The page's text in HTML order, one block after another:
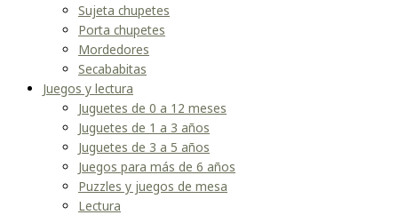
Sujeta chupetes
Porta chupetes
Mordedores
Secababitas
Juegos y lectura
Juguetes de 0 a 12 meses
Juguetes de 1 a 3 años
Juguetes de 3 a 5 años
Juegos para más de 6 años
Puzzles y juegos de mesa
Lectura